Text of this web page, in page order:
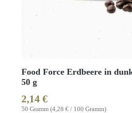
Food Force Erdbeere in
50 g
50 Gramm (4,28 € / 100 Gramm)
Regulärer Preis:
2,14 €